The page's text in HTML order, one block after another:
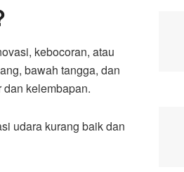
kebocoran, atau
bawah tangga, dan
kelembapan.
udara kurang baik dan